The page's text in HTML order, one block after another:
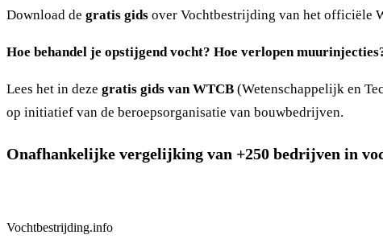
Download de gratis gids over Vochtbestrijding van het officiële
Hoe behandel je opstijgend vocht? Hoe verlopen
Lees het in deze gratis gids van WTCB (Wetenschappelijk en
op initiatief van de beroepsorganisatie van bouwbedrijven.
Onafhankelijke vergelijking van +250 bedrijven in
Vochtbestrijding.info